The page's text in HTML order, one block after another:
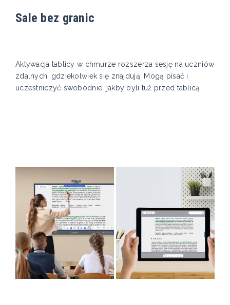
Sale bez granic
Aktywacja tablicy w chmurze rozszerza sesję na uczniów
zdalnych, gdziekolwiek się znajdują. Mogą pisać i
uczestniczyć swobodnie, jakby byli tuż przed tablicą.